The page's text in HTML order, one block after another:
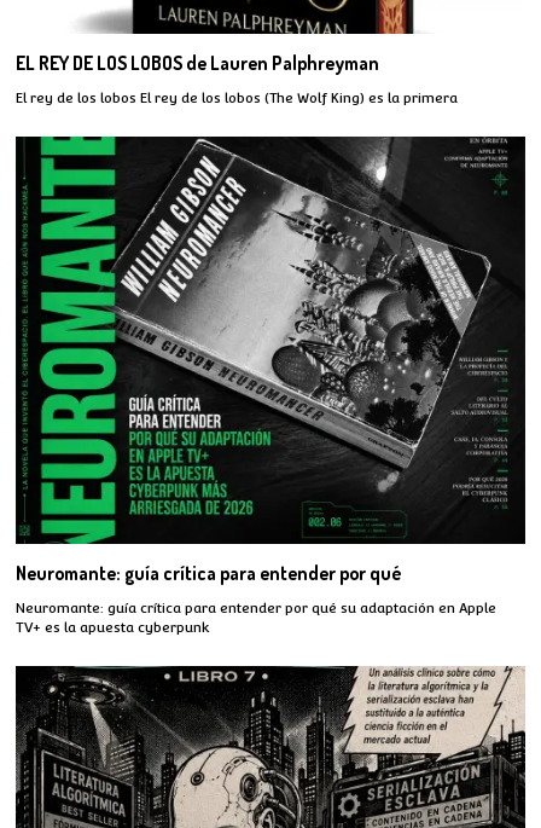
EL REY DE LOS LOBOS de Lauren Palphreyman
El rey de los lobos El rey de los lobos (The Wolf King) es la primera
Neuromante: guía crítica para entender por qué
Neuromante: guía crítica para entender por qué su adaptación en Apple
TV+ es la apuesta cyberpunk